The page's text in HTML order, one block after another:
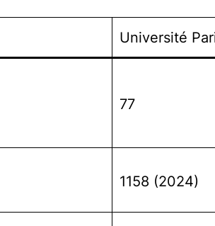
Université
77
1158 (2024)